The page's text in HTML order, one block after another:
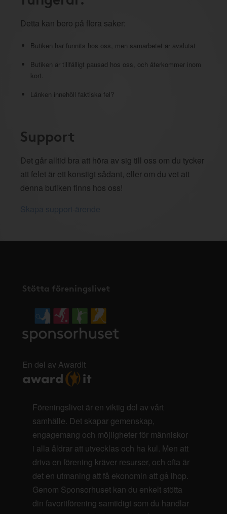
Detta kan bero på flera saker:
Butiken har funnits hos oss, men samarbetet är avslutat
Butiken är tillfälligt pausad hos oss, och återkommer inom
kort.
Länken innehöll faktiska fel?
Support
Det går alltid bra att höra av sig till oss om du tycker
att felet är ett konstigt sådant, eller om du vet att
denna butiken finns hos oss!
Stötta föreningslivet
En del av AwardIt
Föreningslivet är en viktig del av vårt
samhälle. Det skapar gemenskap,
engagemang och möjligheter för människor
i alla åldrar att utvecklas och ha kul. Men att
driva en förening kräver resurser, och ofta är
det en utmaning att få ekonomin att gå ihop.
Genom Sponsorhuset kan du enkelt stötta
din favoritförening samtidigt som du handlar